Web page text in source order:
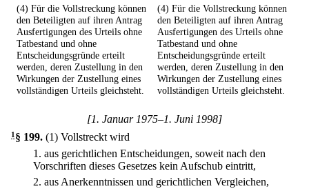
(4) Für die Vollstreckung können
den Beteiligten auf ihren Antrag
Ausfertigungen des Urteils ohne
Tatbestand und ohne
Entscheidungsgründe erteilt
werden, deren Zustellung in den
Wirkungen der Zustellung eines
vollständigen Urteils gleichsteht.
(4) Für die Vollstreckung können
den Beteiligten auf ihren Antrag
Ausfertigungen des Urteils ohne
Tatbestand und ohne
Entscheidungsgründe erteilt
werden, deren Zustellung in den
Wirkungen der Zustellung eines
vollständigen Urteils gleichsteht.
[1. Januar 1975–1. Juni 1998]
1§ 199. (1) Vollstreckt wird
1. aus gerichtlichen Entscheidungen, soweit nach den
Vorschriften dieses Gesetzes kein Aufschub eintritt,
2. aus Anerkenntnissen und gerichtlichen Vergleichen,